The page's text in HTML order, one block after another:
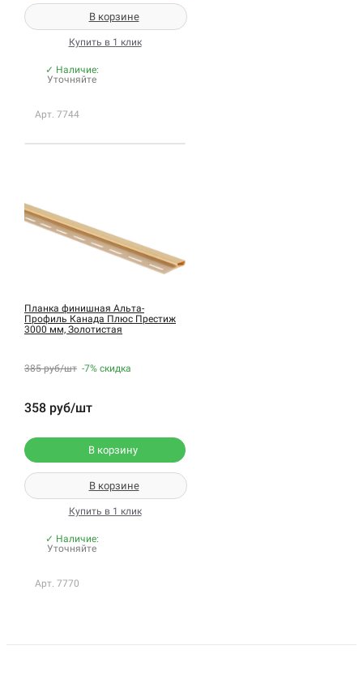
В корзине
Купить в 1 клик
✓ Наличие:
Уточняйте
Арт. 7744
Планка финишная Альта-
Профиль Канада Плюс Престиж
3000 мм, Золотистая
385 руб/шт -7% скидка
358 руб/шт
В корзину
В корзине
Купить в 1 клик
✓ Наличие:
Уточняйте
Арт. 7770